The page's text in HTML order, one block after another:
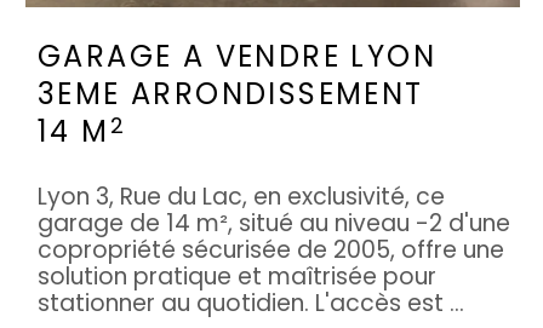
GARAGE A VENDRE LYON
3EME ARRONDISSEMENT
14 M 2
Lyon 3, Rue du Lac, en exclusivité, ce
garage de 14 m², situé au niveau -2 d'une
copropriété sécurisée de 2005, offre une
solution pratique et maîtrisée pour
stationner au quotidien. L'accès est ...